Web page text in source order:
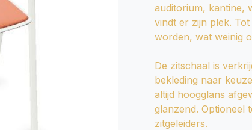
auditorium, kantine,
vindt er zijn plek.
worden, wat weinig
De zitschaal is
bekleding naar
altijd hoogglans
glanzend. Optioneel
zitgeleiders.